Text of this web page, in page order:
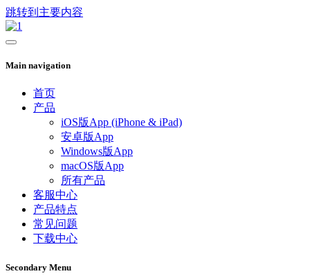
跳转到主要内容
Main navigation
首页
产品
iOS版App (iPhone & iPad)
安卓版App
Windows版App
macOS版App
所有产品
客服中心
产品特点
常见问题
下载中心
Secondary Menu